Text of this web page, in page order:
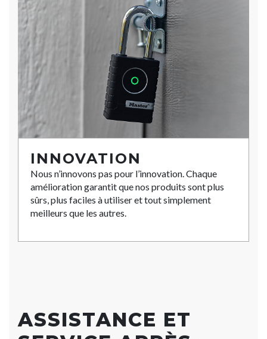
INNOVATION
Nous n’innovons pas pour l’innovation. Chaque
amélioration garantit que nos produits sont plus
sûrs, plus faciles à utiliser et tout simplement
meilleurs que les autres.
ASSISTANCE ET